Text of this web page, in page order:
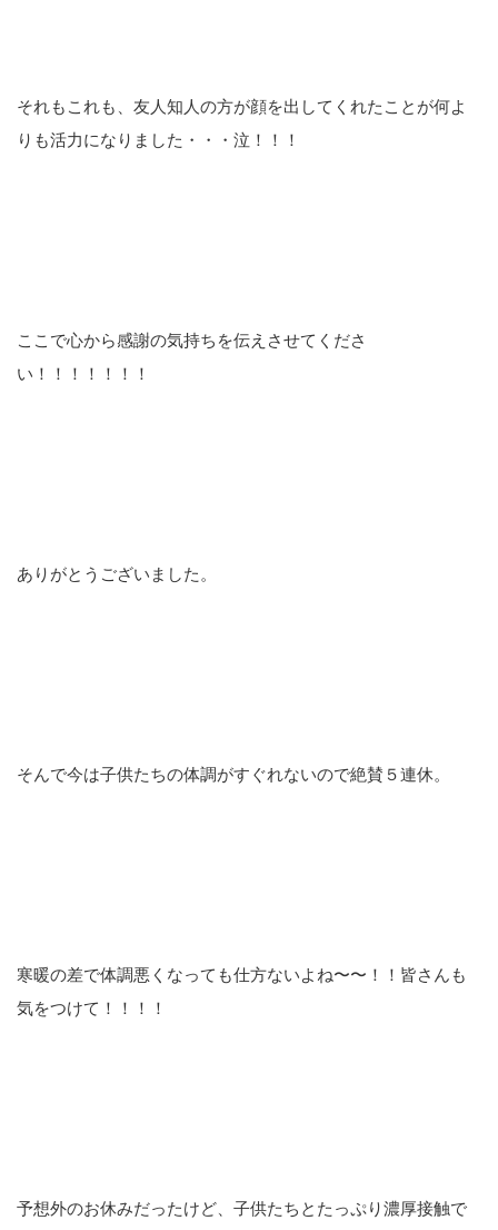
それもこれも、友人知人の方が顔を出してくれたことが何よ
りも活力になりました・・・泣！！！
ここで心から感謝の気持ちを伝えさせてくださ
い！！！！！！！
ありがとうございました。
そんで今は子供たちの体調がすぐれないので絶賛５連休。
寒暖の差で体調悪くなっても仕方ないよね〜〜！！皆さんも
気をつけて！！！！
予想外のお休みだったけど、子供たちとたっぷり濃厚接触で